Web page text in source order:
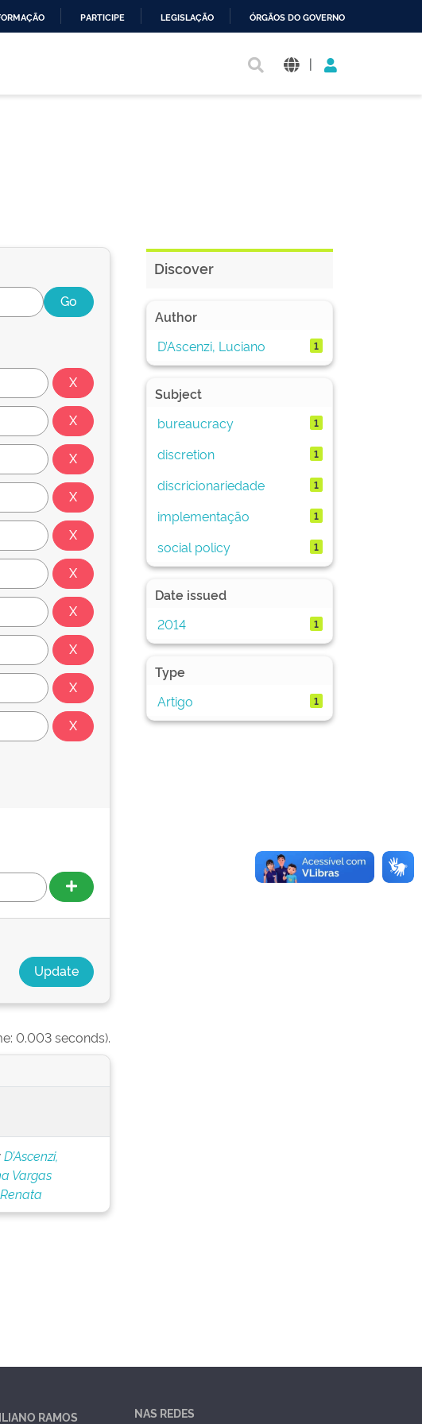
PARTICIPE LEGISLAÇÃO ÓRGÃOS DO GOVERNO
|
0.003 seconds).
D’Ascenzi,
Vargas
Discover
Author
D’Ascenzi, Luciano
1
Subject
bureaucracy
1
discretion 1
discricionariedade 1
implementação 1
social policy 1
Date issued
2014
1
Type
Artigo
1
RAMOS NAS REDES